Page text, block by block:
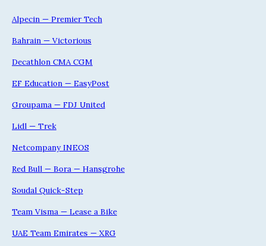
Alpecin — Premier Tech
Bahrain — Victorious
Decathlon CMA CGM
EF Education — EasyPost
Groupama — FDJ United
Lidl — Trek
Netcompany INEOS
Red Bull — Bora — Hansgrohe
Soudal Quick-Step
Team Visma — Lease a Bike
UAE Team Emirates — XRG